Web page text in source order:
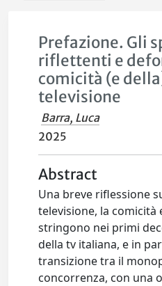
Prefazione. Gli
riflettenti e
comicità (e
televisione
Barra, Luca
2025
Abstract
Una breve riflessione
televisione, la comicità
stringono nei primi
della tv italiana, e in
transizione tra il
concorrenza, con una